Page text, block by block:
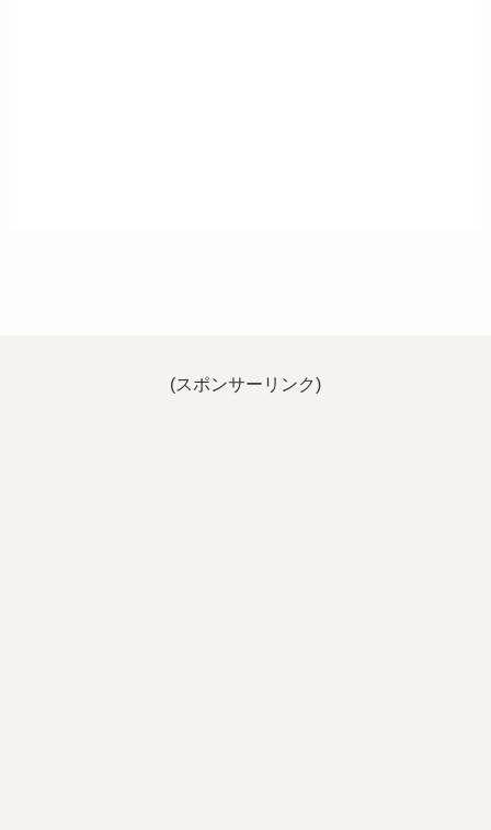
(スポンサーリンク)